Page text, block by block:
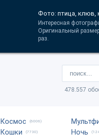
Фото: птица, клюв,
Интересная
Оригинальный
раз.
478.557
Космос (6006)
Кошки (7730) Ночь